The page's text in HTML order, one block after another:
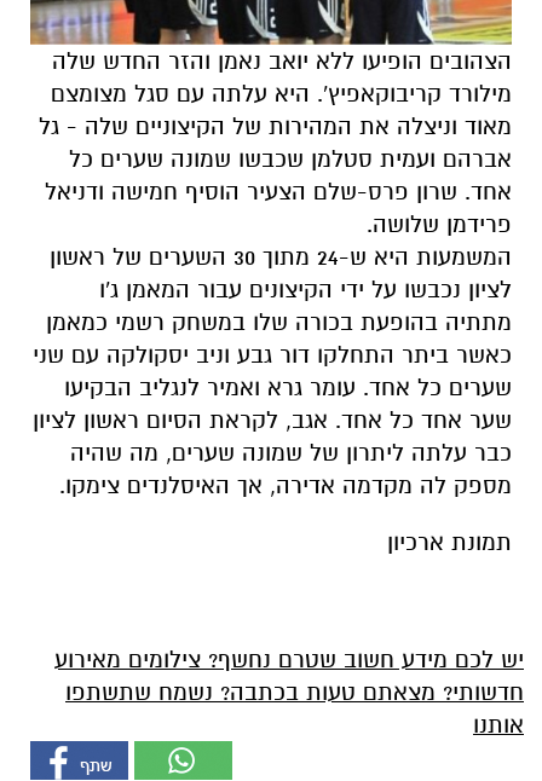
הצהובים הופיעו ללא יואב נאמן והזר החדש שלה
מילורד קריבוקאפיץ'. היא עלתה עם סגל מצומצם
מאוד וניצלה את המהירות של הקיצוניים שלה - גל
אברהם ועמית סטלמן שכבשו שמונה שערים כל
אחד. שרון פרס-שלם הצעיר הוסיף חמישה ודניאל
פרידמן שלושה.
המשמעות היא ש-24 מתוך 30 השערים של ראשון
לציון נכבשו על ידי הקיצונים עבור המאמן ג'ו
מתתיה בהופעת בכורה שלו במשחק רשמי כמאמן
כאשר ביתר התחלקו דור גבע וניב יסקולקה עם שני
שערים כל אחד. עומר גרא ואמיר לנגליב הבקיעו
שער אחד כל אחד. אגב, לקראת הסיום ראשון לציון
כבר עלתה ליתרון של שמונה שערים, מה שהיה
מספק לה מקדמה אדירה, אך האיסלנדים צימקו.
תמונת ארכיון
יש לכם מידע חשוב שטרם נחשף? צילומים מאירוע
חדשותי? מצאתם טעות בכתבה? נשמח שתשתפו
אותנו